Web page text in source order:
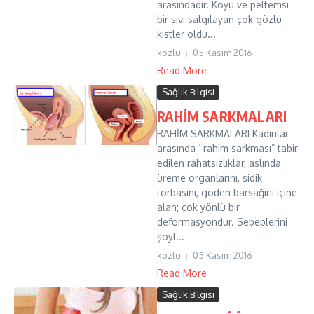
arasındadır. Koyu ve peltemsi
bir sıvı salgılayan çok gözlü
kistler oldu...
kozlu 05 Kasım 2016
Read More
Sağlık Bilgisi
RAHİM SARKMALARI
RAHİM SARKMALARI Kadınlar
arasında ‘ rahim sarkması” tabir
edilen rahatsızlıklar, aslında
üreme organlarını, sidik
torbasını, göden barsağını içine
alan; çok yönlü bir
deformasyondur. Sebeplerini
şöyl...
kozlu 05 Kasım 2016
Read More
Sağlık Bilgisi